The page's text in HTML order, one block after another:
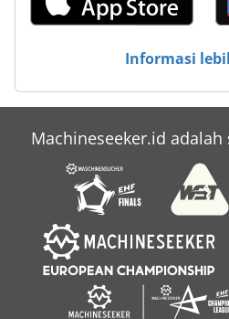
Informasi
Machineseeker.id